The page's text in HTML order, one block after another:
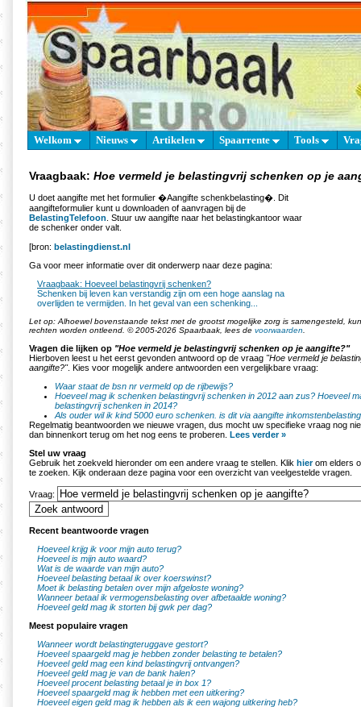
Welkom Nieuws Artikelen Spaarrente Tools
Vraagbaak: Hoe vermeld je belastingvrij schenken op je
U doet aangifte met het formulier �Aangifte schenkbelasting�. Dit
aangifteformulier kunt u downloaden of aanvragen bij de
BelastingTelefoon . Stuur uw aangifte naar het belastingkantoor waar
de schenker onder valt.
[bron: belastingdienst.nl
Ga voor meer informatie over dit onderwerp naar deze pagina:
Vraagbaak: Hoeveel belastingvrij schenken?
Schenken bij leven kan verstandig zijn om een hoge aanslag na
overlijden te vermijden. In het geval van een schenking...
Let op: Alhoewel bovenstaande tekst met de grootst mogelijke zorg is samengesteld,
rechten worden ontleend. © 2005-2026 Spaarbaak, lees de voorwaarden
Vragen die lijken op "Hoe vermeld je belastingvrij schenken op je aangifte?"
Hierboven leest u het eerst gevonden antwoord op de vraag "Hoe vermeld je
aangifte?". Kies voor mogelijk andere antwoorden een vergelijkbare vraag:
Waar staat de bsn nr vermeld op de rijbewijs?
Hoeveel mag ik schenken belastingvrij schenken in 2012 aan zus? Hoeveel
belastingvrij schenken in 2014?
Als ouder wil ik kind 5000 euro schenken. is dit via aangifte
Regelmatig beantwoorden we nieuwe vragen, dus mocht uw specifieke vraag nog
dan binnenkort terug om het nog eens te proberen. Lees verder »
Stel uw vraag
Gebruik het zoekveld hieronder om een andere vraag te stellen. Klik hierom elders
te zoeken. Kijk onderaan deze pagina voor een overzicht van veelgestelde vragen.
Vraag:
Recent beantwoorde vragen
Hoeveel krijg ik voor mijn auto terug?
Hoeveel is mijn auto waard?
Wat is de waarde van mijn auto?
Hoeveel belasting betaal ik over koerswinst?
Moet ik belasting betalen over mijn afgeloste woning?
Wanneer betaal ik vermogensbelasting over afbetaalde woning?
Hoeveel geld mag ik storten bij gwk per dag?
Meest populaire vragen
Wanneer wordt belastingteruggave gestort?
Hoeveel spaargeld mag je hebben zonder belasting te betalen?
Hoeveel geld mag een kind belastingvrij ontvangen?
Hoeveel geld mag je van de bank halen?
Hoeveel procent belasting betaal je in box 1?
Hoeveel spaargeld mag ik hebben met een uitkering?
Hoeveel eigen geld mag ik hebben als ik een wajong uitkering heb?